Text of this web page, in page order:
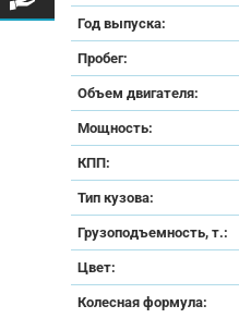
Год выпуска:
Пробег:
Объем двигателя:
Мощность:
КПП:
Тип кузова:
Грузоподъемность, т.:
Цвет:
Колесная формула: